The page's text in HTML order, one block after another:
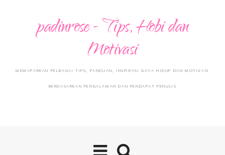
padinrose - Tips, Hobi dan
Motivasi
MEMAPARKAN PELBAGAI TIPS, PANDUAN, INSPIRASI GAYA HIDUP DAN MOTIVASI
BERDASARKAN PENGALAMAN DAN PENDAPAT PENULIS